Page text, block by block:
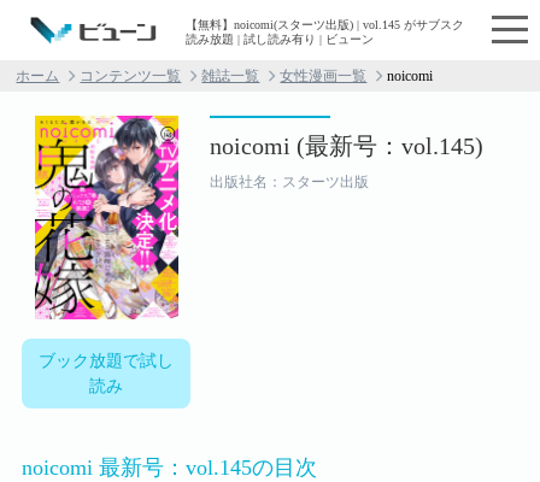
【無料】noicomi(スターツ出版) | vol.145 がサブスク
読み放題 | 試し読み有り | ビューン
ホーム コンテンツ一覧 雑誌一覧 女性漫画一覧 noicomi
ブック放題で試し
読み
noicomi (最新号：vol.145)
出版社名：スターツ出版
noicomi 最新号：vol.145の目次